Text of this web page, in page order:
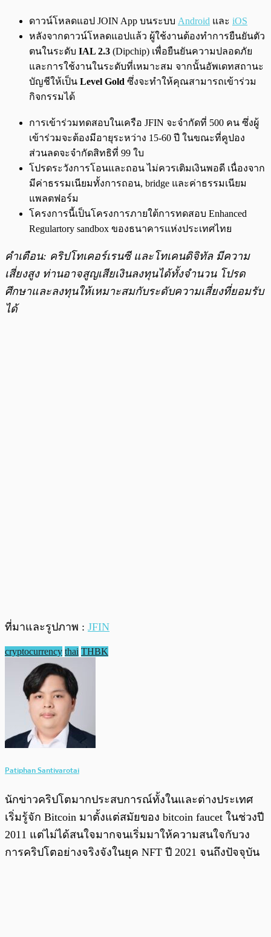
ดาวน์โหลดแอป JOIN App บนระบบ Android และ iOS
หลังจากดาวน์โหลดแอปแล้ว ผู้ใช้งานต้องทำการยืนยันตัว
ตนในระดับ IAL 2.3 (Dipchip) เพื่อยืนยันความปลอดภัย
และการใช้งานในระดับที่เหมาะสม จากนั้นอัพเดทสถานะ
บัญชีให้เป็น Level Gold ซึ่งจะทำให้คุณสามารถเข้าร่วม
กิจกรรมได้
การเข้าร่วมทดสอบในเครือ JFIN จะจำกัดที่ 500 คน ซึ่งผู้
เข้าร่วมจะต้องมีอายุระหว่าง 15-60 ปี ในขณะที่คูปอง
ส่วนลดจะจำกัดสิทธิที่ 99 ใบ
โปรดระวังการโอนและถอน ไม่ควรเติมเงินพอดี เนื่องจาก
มีค่าธรรมเนียมทั้งการถอน, bridge และค่าธรรมเนียม
แพลตฟอร์ม
โครงการนี้เป็นโครงการภายใต้การทดสอบ Enhanced
Regulartory sandbox ของธนาคารแห่งประเทศไทย
คำเตือน: คริปโทเคอร์เรนซี และโทเคนดิจิทัล มีความ
เสี่ยงสูง ท่านอาจสูญเสียเงินลงทุนได้ทั้งจำนวน โปรด
ศึกษาและลงทุนให้เหมาะสมกับระดับความเสี่ยงที่ยอมรับ
ได้
ที่มาและรูปภาพ : JFIN
cryptocurrency thai THBK
Patiphan Santivarotai
นักข่าวคริปโตมากประสบการณ์ทั้งในและต่างประเทศ
เริ่มรู้จัก Bitcoin มาตั้งแต่สมัยของ bitcoin faucet ในช่วงปี
2011 แต่ไม่ได้สนใจมากจนเริ่มมาให้ความสนใจกับวง
การคริปโตอย่างจริงจังในยุค NFT ปี 2021 จนถึงปัจจุบัน